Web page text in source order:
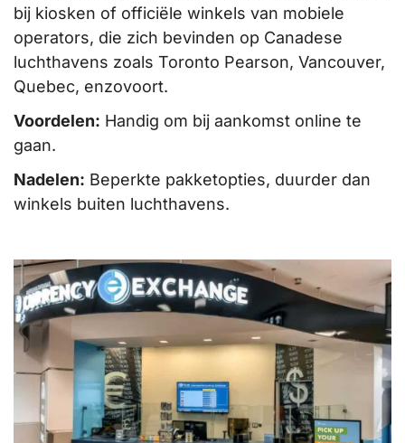
bij kiosken of officiële winkels van mobiele
operators, die zich bevinden op Canadese
luchthavens zoals Toronto Pearson, Vancouver,
Quebec, enzovoort.
Voordelen: Handig om bij aankomst online te
gaan.
Nadelen: Beperkte pakketopties, duurder dan
winkels buiten luchthavens.